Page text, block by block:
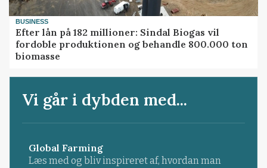
BUSINESS
Efter lån på 182 millioner: Sindal Biogas vil
fordoble produktionen og behandle 800.000 ton
biomasse
Vi går i dybden med...
Global Farming
Læs med og bliv inspireret af, hvordan man